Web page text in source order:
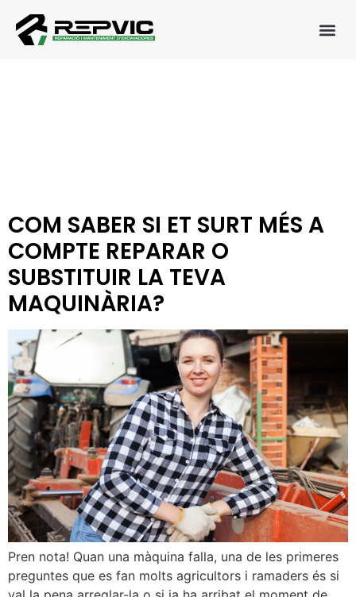
COM SABER SI ET SURT MÉS A
COMPTE REPARAR O
SUBSTITUIR LA TEVA
MAQUINÀRIA?
Pren nota! Quan una màquina falla, una de les primeres
preguntes que es fan molts agricultors i ramaders és si